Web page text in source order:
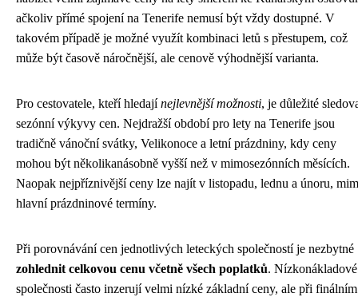
ačkoliv přímé spojení na Tenerife nemusí být vždy dostupné. V
takovém případě je možné využít kombinaci letů s přestupem, což
může být časově náročnější, ale cenově výhodnější varianta.
Pro cestovatele, kteří hledajínejlevnější možnosti, je důležité
sezónní výkyvy cen. Nejdražší období pro lety na Tenerife jsou
tradičně vánoční svátky, Velikonoce a letní prázdniny, kdy ceny
mohou být několikanásobně vyšší než v mimosezónních měsících.
Naopak nejpříznivější ceny lze najít v listopadu, lednu a únoru,
hlavní prázdninové termíny.
Při porovnávání cen jednotlivých leteckých společností je nezbytné
zohlednit celkovou cenu včetně všech poplatků. Nízkonákladové
společnosti často inzerují velmi nízké základní ceny, ale při finálním